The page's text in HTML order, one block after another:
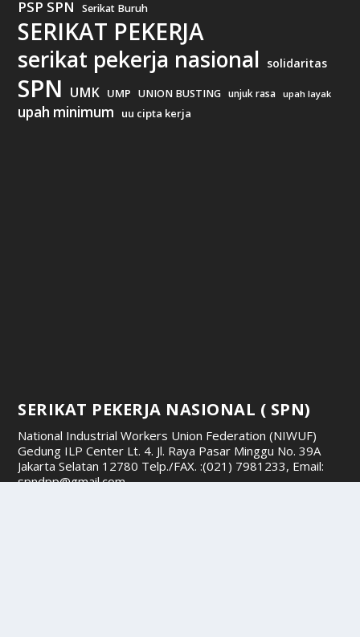
PSP SPN Serikat Buruh
SERIKAT PEKERJA
serikat pekerja nasional solidaritas
SPN UMK UMP UNION BUSTING unjuk rasa upah layak
upah minimum uu cipta kerja
SERIKAT PEKERJA NASIONAL ( SPN)
National Industrial Workers Union Federation (NIWUF)
Gedung ILP Center Lt. 4. Jl. Raya Pasar Minggu No. 39A
Jakarta Selatan 12780 Telp./FAX. :(021) 7981233, Email:
spndpp@gmail.com